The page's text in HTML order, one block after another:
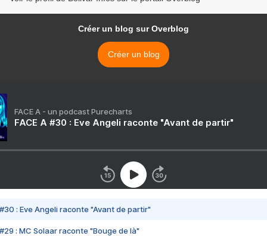
Créer un blog sur Overblog
Créer un blog
FACE A - un podcast Purecharts
FACE A #30 : Eve Angeli raconte "Avant de partir"
#30 : Eve Angeli raconte "Avant de partir"
#29 : MC Solaar raconte "Bouge de là"